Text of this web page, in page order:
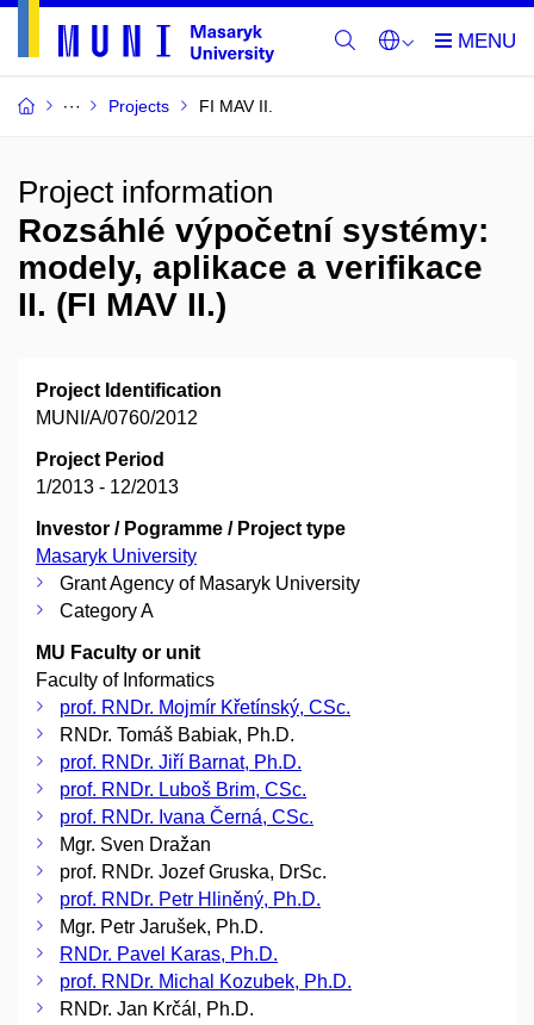
Projects FI MAV II.
Project information
Rozsáhlé výpočetní systémy:
modely, aplikace a verifikace
II. (FI MAV II.)
Project Identification
MUNI/A/0760/2012
Project Period
1/2013 - 12/2013
Investor / Pogramme / Project type
Masaryk University
Grant Agency of Masaryk University
Category A
MU Faculty or unit
Faculty of Informatics
prof. RNDr. Mojmír Křetínský, CSc.
RNDr. Tomáš Babiak, Ph.D.
prof. RNDr. Jiří Barnat, Ph.D.
prof. RNDr. Luboš Brim, CSc.
prof. RNDr. Ivana Černá, CSc.
Mgr. Sven Dražan
prof. RNDr. Jozef Gruska, DrSc.
prof. RNDr. Petr Hliněný, Ph.D.
Mgr. Petr Jarušek, Ph.D.
RNDr. Pavel Karas, Ph.D.
prof. RNDr. Michal Kozubek, Ph.D.
RNDr. Jan Krčál, Ph.D.